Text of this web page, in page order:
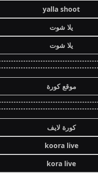
yalla shoot
يلا شوت
يلا شوت
موقع كورة
كورة لايف
koora live
kora live